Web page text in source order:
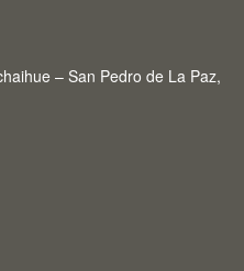
– San Pedro de La Paz,